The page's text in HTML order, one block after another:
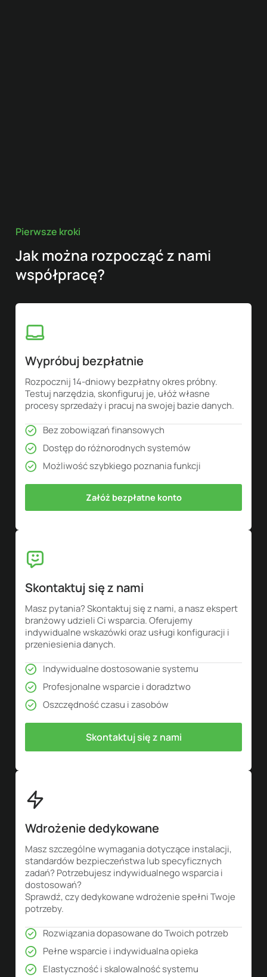
Pierwsze kroki
Jak można rozpocząć z nami
współpracę?
Wypróbuj bezpłatnie
Rozpocznij 14-dniowy bezpłatny okres próbny.
Testuj narzędzia, skonfiguruj je, ułóż własne
procesy sprzedaży i pracuj na swojej bazie danych.
Bez zobowiązań finansowych
Dostęp do różnorodnych systemów
Możliwość szybkiego poznania funkcji
Załóż bezpłatne konto
Skontaktuj się z nami
Masz pytania? Skontaktuj się z nami, a nasz ekspert
branżowy udzieli Ci wsparcia. Oferujemy
indywidualne wskazówki oraz usługi konfiguracji i
przeniesienia danych.
Indywidualne dostosowanie systemu
Profesjonalne wsparcie i doradztwo
Oszczędność czasu i zasobów
Skontaktuj się z nami
Wdrożenie dedykowane
Masz szczególne wymagania dotyczące instalacji,
standardów bezpieczeństwa lub specyficznych
zadań? Potrzebujesz indywidualnego wsparcia i
dostosowań?
Sprawdź, czy dedykowane wdrożenie spełni Twoje
potrzeby.
Rozwiązania dopasowane do Twoich potrzeb
Pełne wsparcie i indywidualna opieka
Elastyczność i skalowalność systemu